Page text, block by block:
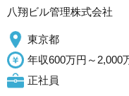
八翔ビル管理株式会社
東京都
年収600万円～2,000
正社員